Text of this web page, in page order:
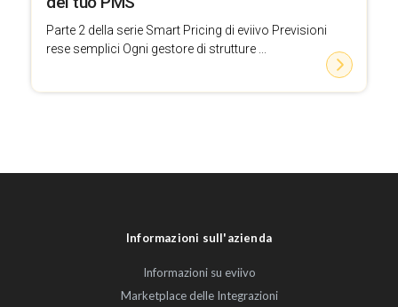
Parte 2 della serie Smart Pricing di eviivo Previsioni
rese semplici Ogni gestore di strutture ...
Informazioni sull'azienda
Informazioni su eviivo
Marketplace delle Integrazioni